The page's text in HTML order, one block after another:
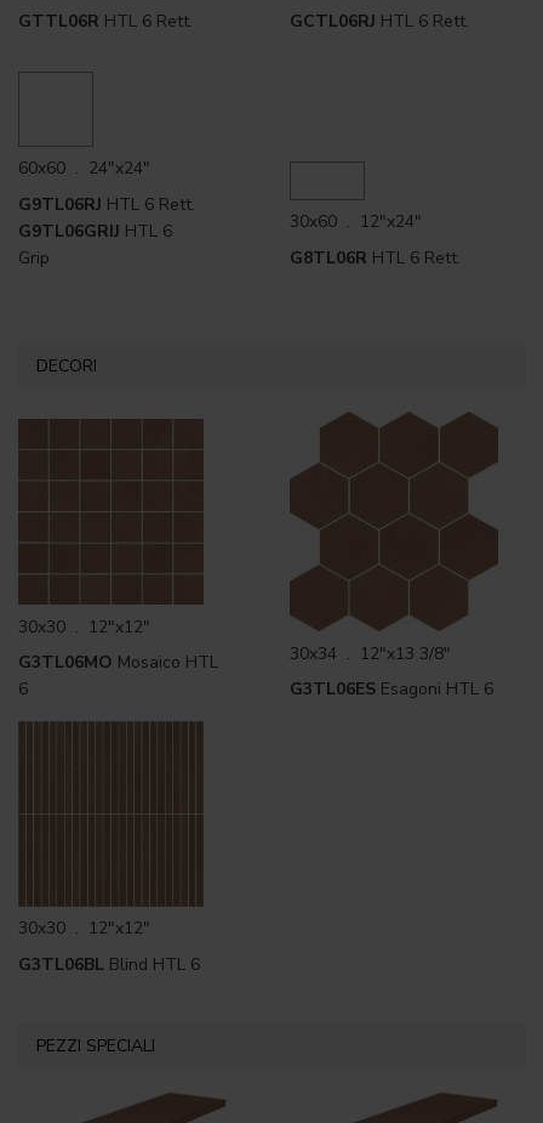
GTTL06R HTL 6 Rett.
GCTL06RJ HTL 6 Rett.
60x60 . 24"x24"
G9TL06RJ HTL 6 Rett.
G9TL06GRIJ HTL 6
Grip
30x60 . 12"x24"
G8TL06R HTL 6 Rett.
DECORI
30x30 . 12"x12"
G3TL06MO Mosaico HTL
6
30x34 . 12"x13 3/8"
G3TL06ES Esagoni HTL 6
30x30 . 12"x12"
G3TL06BL Blind HTL 6
PEZZI SPECIALI